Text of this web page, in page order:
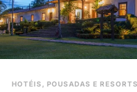
HOTÉIS, POUSADAS E RESORTS